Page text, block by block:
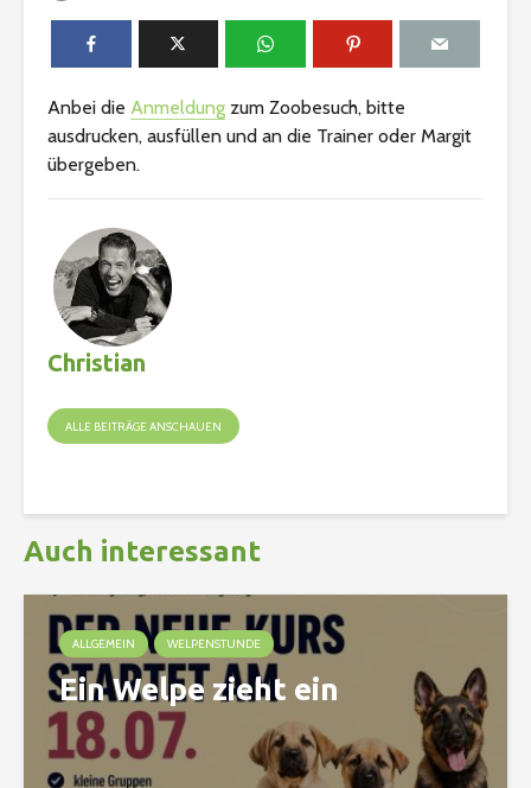
Anbei die Anmeldung zum Zoobesuch, bitte
ausdrucken, ausfüllen und an die Trainer oder Margit
übergeben.
Christian
ALLE BEITRÄGE ANSCHAUEN
Auch interessant
ALLGEMEIN WELPENSTUNDE
Ein Welpe zieht ein